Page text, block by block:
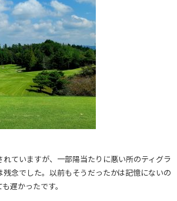
ていますが、一部陽当たりに悪い所のティグラ
残念でした。以前もそうだったかは記憶にないの
遅かったです。